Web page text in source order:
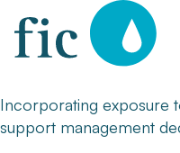
content
Incorporating exposure
support management